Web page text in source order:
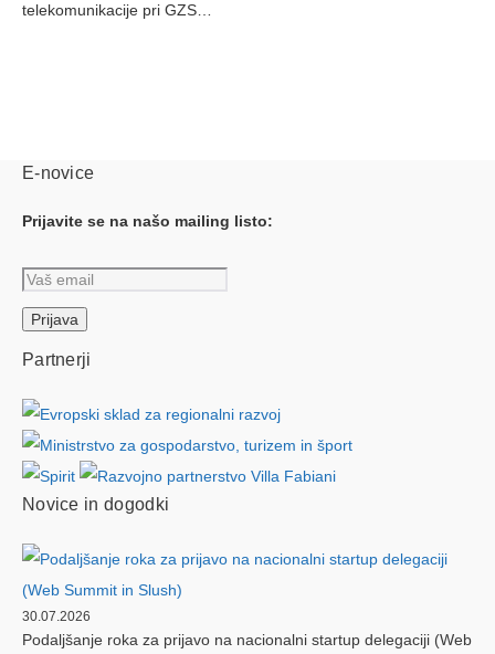
telekomunikacije pri GZS…
E-novice
Prijavite se na našo mailing listo:
Partnerji
Novice in dogodki
30.07.2026
Podaljšanje roka za prijavo na nacionalni startup delegaciji (Web